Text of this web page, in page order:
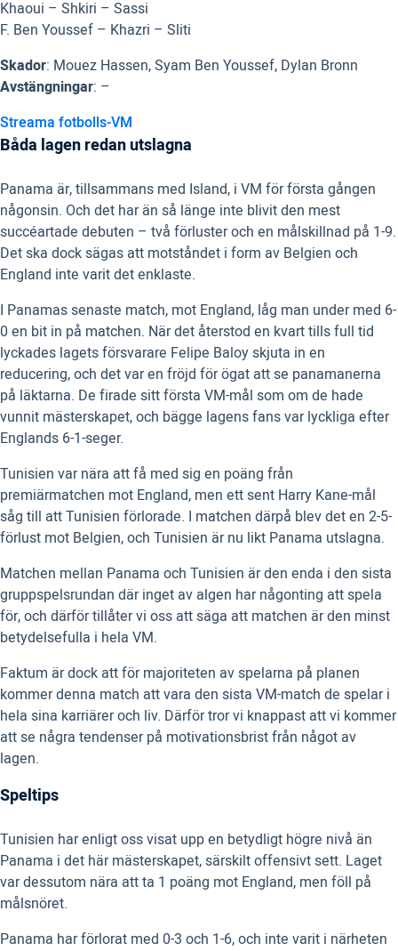
Khaoui – Shkiri – Sassi
F. Ben Youssef – Khazri – Sliti
Skador: Mouez Hassen, Syam Ben Youssef, Dylan Bronn
Avstängningar: –
Streama fotbolls-VM
Båda lagen redan utslagna
Panama är, tillsammans med Island, i VM för första gången
någonsin. Och det har än så länge inte blivit den mest
succéartade debuten – två förluster och en målskillnad på 1-9.
Det ska dock sägas att motståndet i form av Belgien och
England inte varit det enklaste.
I Panamas senaste match, mot England, låg man under med 6-
0 en bit in på matchen. När det återstod en kvart tills full tid
lyckades lagets försvarare Felipe Baloy skjuta in en
reducering, och det var en fröjd för ögat att se panamanerna
på läktarna. De firade sitt första VM-mål som om de hade
vunnit mästerskapet, och bägge lagens fans var lyckliga efter
Englands 6-1-seger.
Tunisien var nära att få med sig en poäng från
premiärmatchen mot England, men ett sent Harry Kane-mål
såg till att Tunisien förlorade. I matchen därpå blev det en 2-5-
förlust mot Belgien, och Tunisien är nu likt Panama utslagna.
Matchen mellan Panama och Tunisien är den enda i den sista
gruppspelsrundan där inget av algen har någonting att spela
för, och därför tillåter vi oss att säga att matchen är den minst
betydelsefulla i hela VM.
Faktum är dock att för majoriteten av spelarna på planen
kommer denna match att vara den sista VM-match de spelar i
hela sina karriärer och liv. Därför tror vi knappast att vi kommer
att se några tendenser på motivationsbrist från något av
lagen.
Speltips
Tunisien har enligt oss visat upp en betydligt högre nivå än
Panama i det här mästerskapet, särskilt offensivt sett. Laget
var dessutom nära att ta 1 poäng mot England, men föll på
målsnöret.
Panama har förlorat med 0-3 och 1-6, och inte varit i närheten